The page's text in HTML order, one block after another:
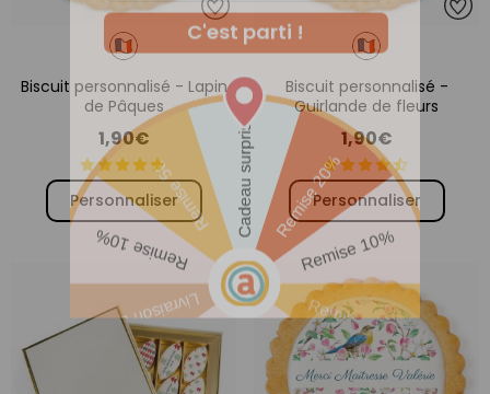
Biscuit personnalisé - Lapin
de Pâques
1,90€
Personnaliser
Biscuit personnalisé -
Guirlande de fleurs
1,90€
Personnaliser